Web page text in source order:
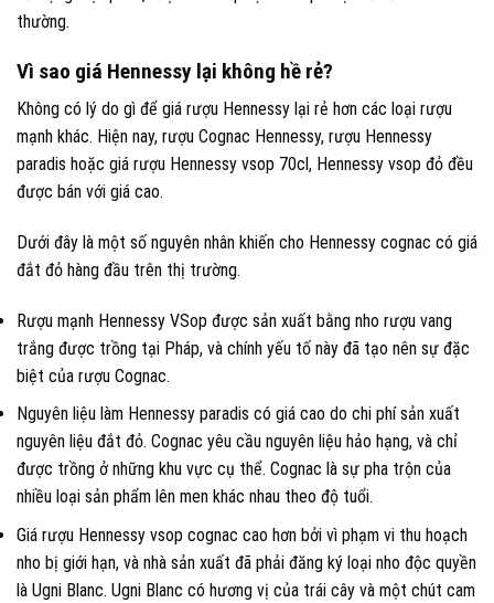
thường.
Vì sao giá Hennessy lại không hề rẻ?
Không có lý do gì để giá rượu Hennessy lại rẻ hơn các loại rượu
mạnh khác. Hiện nay, rượu Cognac Hennessy, rượu Hennessy
paradis hoặc giá rượu Hennessy vsop 70cl, Hennessy vsop đỏ đều
được bán với giá cao.
Dưới đây là một số nguyên nhân khiến cho Hennessy cognac có giá
đắt đỏ hàng đầu trên thị trường.
Rượu mạnh Hennessy VSop được sản xuất bằng nho rượu vang
trắng được trồng tại Pháp, và chính yếu tố này đã tạo nên sự đặc
biệt của rượu Cognac.
Nguyên liệu làm Hennessy paradis có giá cao do chi phí sản xuất
nguyên liệu đắt đỏ. Cognac yêu cầu nguyên liệu hảo hạng, và chỉ
được trồng ở những khu vực cụ thể. Cognac là sự pha trộn của
nhiều loại sản phẩm lên men khác nhau theo độ tuổi.
Giá rượu Hennessy vsop cognac cao hơn bởi vì phạm vi thu hoạch
nho bị giới hạn, và nhà sản xuất đã phải đăng ký loại nho độc quyền
là Ugni Blanc. Ugni Blanc có hương vị của trái cây và một chút cam